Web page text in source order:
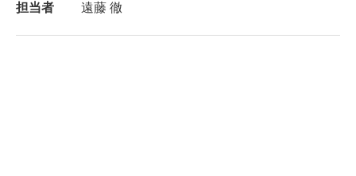
担当者 遠藤 徹